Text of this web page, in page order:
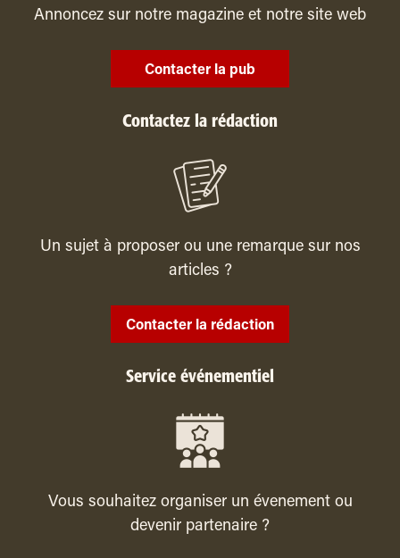
Annoncez sur notre magazine et notre site web
Contacter la pub
Contactez la rédaction
Un sujet à proposer ou une remarque sur nos
articles ?
Contacter la rédaction
Service événementiel
Vous souhaitez organiser un évenement ou
devenir partenaire ?